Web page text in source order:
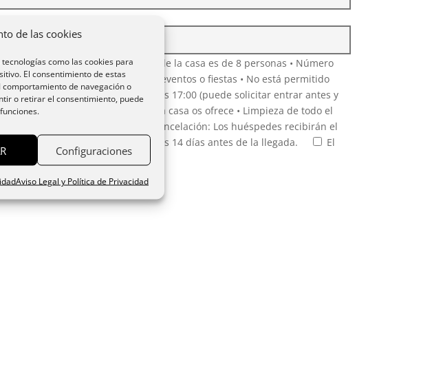
de las cookies
como las cookies para
El consentimiento de estas
de navegación o
o retirar el consentimiento, puede
Configuraciones
Aviso Legal y Política de Privacidad
máximo de personas dentro de la casa es de 8 personas • Número
superior. • No permitidos los eventos o fiestas • No está permitido
de llegada y salida: Llegada las 17:00 (puede solicitar entrar antes y
de todo lo que la casa os ofrece • Limpieza de todo el
la nevera. • Condiciones de Cancelación: Los huéspedes recibirán el
el pago de la reserva y al menos 14 días antes de la llegada.
El
de reserva y cancelación.